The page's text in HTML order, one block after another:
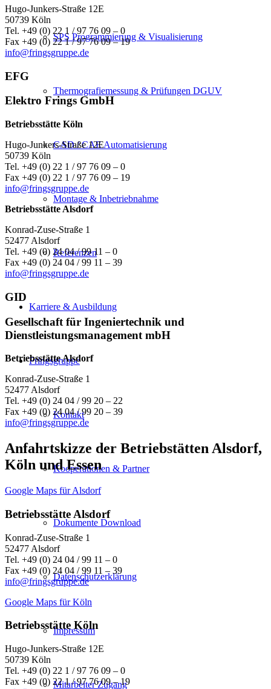
SPS Programmierung & Visualisierung
Thermografiemessung & Prüfungen DGUV
CAD / CAE Automatisierung
Montage & Inbetriebnahme
Referenzen
Karriere & Ausbildung
Fringsgruppe
Kontakt
Kooperationen & Partner
Dokumente Download
Datenschutzerklärung
Impressum
Mitarbeiter Zugang
Hugo-Junkers-Straße 12E
50739 Köln
Tel. +49 (0) 22 1 / 97 76 09 – 0
Fax +49 (0) 22 1 / 97 76 09 – 19
info@fringsgruppe.de
EFG
Elektro Frings GmbH
Betriebsstätte Köln
Hugo-Junkers-Straße 12E
50739 Köln
Tel. +49 (0) 22 1 / 97 76 09 – 0
Fax +49 (0) 22 1 / 97 76 09 – 19
info@fringsgruppe.de
Betriebsstätte Alsdorf
Konrad-Zuse-Straße 1
52477 Alsdorf
Tel. +49 (0) 24 04 / 99 11 – 0
Fax +49 (0) 24 04 / 99 11 – 39
info@fringsgruppe.de
GID
Gesellschaft für Ingeniertechnik und
Dienstleistungsmanagement mbH
Betriebsstätte Alsdorf
Konrad-Zuse-Straße 1
52477 Alsdorf
Tel. +49 (0) 24 04 / 99 20 – 22
Fax +49 (0) 24 04 / 99 20 – 39
info@fringsgruppe.de
Anfahrtskizze der Betriebstätten Alsdorf,
Köln und Essen
Google Maps für Alsdorf
Betriebsstätte Alsdorf
Konrad-Zuse-Straße 1
52477 Alsdorf
Tel. +49 (0) 24 04 / 99 11 – 0
Fax +49 (0) 24 04 / 99 11 – 39
info@fringsgruppe.de
Google Maps für Köln
Betriebsstätte Köln
Hugo-Junkers-Straße 12E
50739 Köln
Tel. +49 (0) 22 1 / 97 76 09 – 0
Fax +49 (0) 22 1 / 97 76 09 – 19